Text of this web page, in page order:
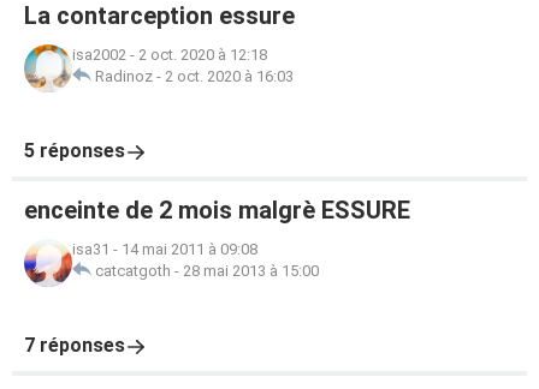
La contarception essure
isa2002 - 2 oct. 2020 à 12:18
Radinoz - 2 oct. 2020 à 16:03
5 réponses
enceinte de 2 mois malgrè ESSURE
isa31 - 14 mai 2011 à 09:08
catcatgoth - 28 mai 2013 à 15:00
7 réponses